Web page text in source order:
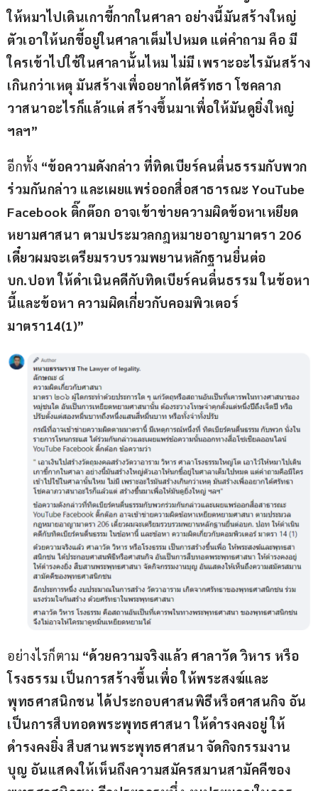
ให้หมาไปเดินเกาขี้กากในศาลา​ อย่างนี้มันสร้างใหญ่
ตัวเอาให้นกขี้อยู่ในศาลาเต็มไปหมด​ แต่คำถาม คือ มี
ใครเข้าไปใช้ในศาลานั้นไหม ไม่มี​ เพราะอะไรมันสร้าง
เกินกว่าเหตุ​ มันสร้างเพื่ออยากได้ศรัทธา โชคลาภ
วาสนาอะไรก็แล้วแต่​ สร้างขึ้นมาเพื่อให้มันดูยิ่งใหญ่​
ฯลฯ”
อีกทั้ง “ข้อความดังกล่าว ที่ทิดเบียร์คนตื่นธรรมกับพวก
ร่วมกันกล่าว และเผยแพร่ออกสื่อสาธารณะ YouTube
Facebook ติ๊กต๊อก​ อาจเข้าข่ายความผิดข้อหาเหยียด
หยามศาสนา ตามประมวลกฎหมายอาญามาตรา 206
เดี๋ยวผมจะเตรียมรวบรวมพยานหลักฐานยื่นต่อ
บก.ปอท ให้ดำเนินคดีกับทิดเบียร์คนตื่นธรรม​ ในข้อหา
นี้และข้อหา ความผิดเกี่ยวกับคอมพิวเตอร์
มาตรา14(1)” ​
อย่างไรก็ตาม “ด้วยความจริงแล้ว ศาลาวัด วิหาร หรือ
โรงธรรม เป็นการสร้างขึ้นเพื่อ ให้พระสงฆ์และ
พุทธศาสนิกชน ได้ประกอบศาสนพิธีหรือศาสนกิจ อัน
เป็นการสืบทอดพระพุทธศาสนา ให้ดำรงคงอยู่ ให้
ดำรงคงยิ่ง สืบสานพระพุทธศาสนา จัดกิจกรรมงาน
บุญ อันแสดงให้เห็นถึงความสมัครสมานสามัคคีของ